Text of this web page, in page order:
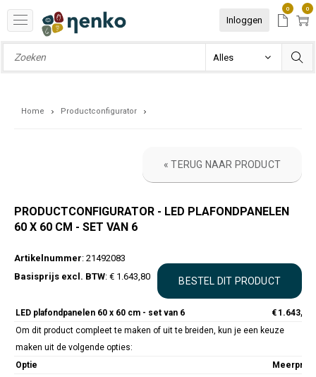
Inloggen
0 0
Home Productconfigurator
« TERUG NAAR PRODUCT
PRODUCTCONFIGURATOR - LED PLAFONDPANELEN
60 X 60 CM - SET VAN 6
Artikelnummer: 21492083
Basisprijs excl. BTW: € 1.643,80
LED plafondpanelen 60 x 60 cm - set van 6 € 1.643,80
Om dit product compleet te maken of uit te breiden, kun je een keuze
maken uit de volgende opties:
Optie
Meerprijs